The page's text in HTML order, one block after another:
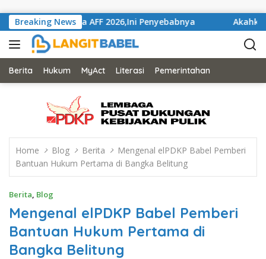
Breaking News
Piala AFF 2026,Ini Penyebabnya Akahkan
Berita Hukum MyAct Literasi Pemerintahan
Home Blog Berita
Mengenal elPDKP Babel Pemberi
Bantuan Hukum Pertama di Bangka Belitung
Berita, Blog
Mengenal elPDKP Babel Pemberi
Bantuan Hukum Pertama di
Bangka Belitung